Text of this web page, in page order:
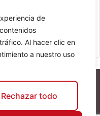
de
Al hacer clic en
a nuestro uso
Rechazar todo